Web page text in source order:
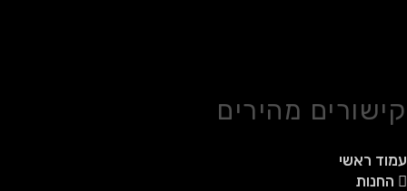
קישורים מהירים
עמוד ראשי
החנות